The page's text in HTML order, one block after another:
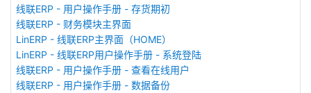
线联ERP - 用户操作手册 - 存货期初
线联ERP - 财务模块主界面
LinERP - 线联ERP主界面（HOME）
LinERP - 线联ERP用户操作手册 - 系统登陆
线联ERP - 用户操作手册 - 查看在线用户
线联ERP - 用户操作手册 - 数据备份